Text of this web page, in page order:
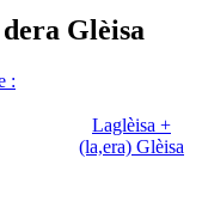
Glèisa
:
Laglèisa +
(la,era) Glèisa